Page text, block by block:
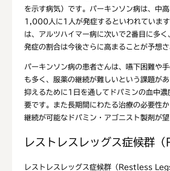
を示す病気）です。パーキンソン病は、中
1,000人に1人が発症するといわれていま
は、アルツハイマー病に次いで2番目に多く
発症の割合は今後さらに高まることが予想さ
パーキンソン病の患者さんは、嚥下困難や
も多く、服薬の継続が難しいという課題が
抑えるために1日を通してドパミンの血中濃
要です。また長期間にわたる治療の必要性
継続が可能なドパミン・アゴニスト製剤が望
レストレスレッグス症候群
レストレスレッグス症候群（Restless